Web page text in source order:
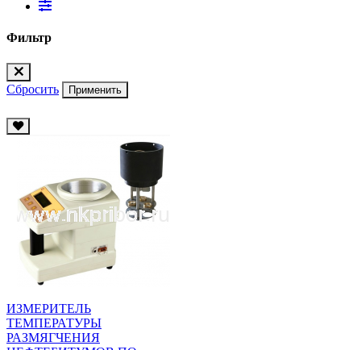
Фильтр
Сбросить Применить
ИЗМЕРИТЕЛЬ
ТЕМПЕРАТУРЫ
РАЗМЯГЧЕНИЯ